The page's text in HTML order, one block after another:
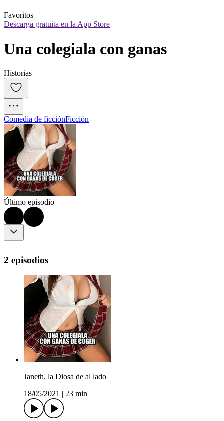
Favoritos
Descarga gratuita en la App Store
Una colegiala con ganas
Historias
Comedia de ficciónFicción
Último episodio
2 episodios
Janeth, la Diosa de al lado
18/05/2021
23 min